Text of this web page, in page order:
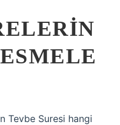
Tevbe Suresi hangi